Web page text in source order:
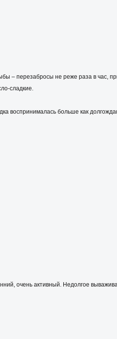
– перезабросы не реже раза в час,
сладкие.
воспринималась больше как
очень активный. Недолгое